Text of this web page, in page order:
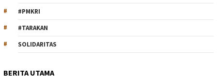
#PMKRI
#TARAKAN
SOLIDARITAS
BERITA UTAMA